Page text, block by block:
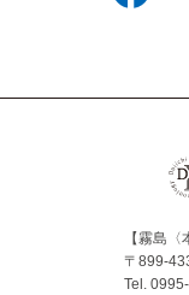
【霧島〈
〒899-
Tel.